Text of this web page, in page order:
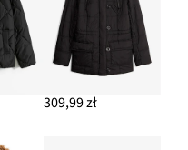
309,99 zł